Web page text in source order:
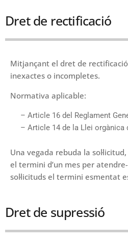
Dret de rectificació
Mitjançant el dret de
inexactes o incompletes.
Normativa aplicable:
– Article 16 del Reglament
– Article 14 de la Llei orgànica
Una vegada rebuda la
el termini d’un mes per
sol·licituds el termini esmentat
Dret de supressió